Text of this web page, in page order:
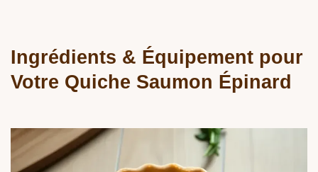
Ingrédients & Équipement pour
Votre Quiche Saumon Épinard